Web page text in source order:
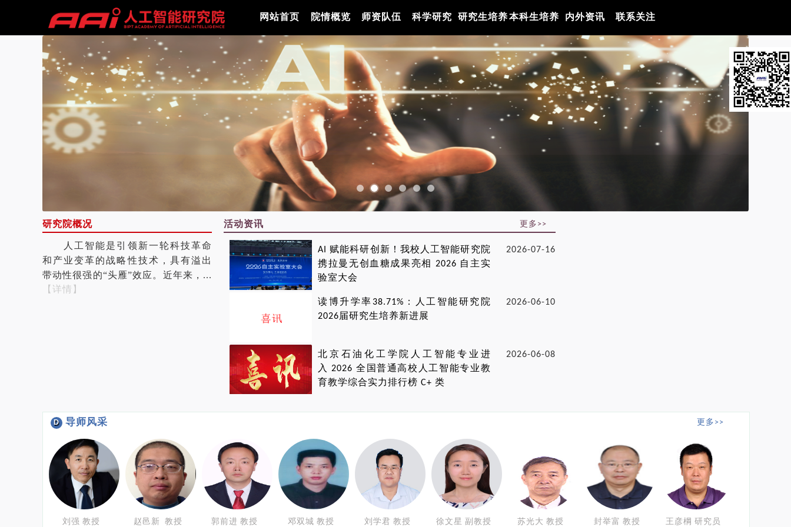
网站首页 院情概览 师资队伍 科学研究 研究生培养本科生培养 内外资讯 联系关注
研究院概况
人工智能是引领新一轮科技革命
和产业变革的战略性技术，具有溢出
带动性很强的“头雁”效应。 近年来， ...
【详情】
活动资讯 更多>>
AI 赋能科研创新！我校人工智能研究院
携拉曼无创血糖成果亮相 2026 自主实
验室大会
2026-07-16
读博升学率38.71%：人工智能研究院
2026届研究生培养新进展
2026-06-10
北京石油化工学院人工智能专业进
入 2026 全国普通高校人工智能专业教
育教学综合实力排行榜 C+ 类
2026-06-08
D 导师风采 更多>>
刘强 教授 赵邑新 教授 郭前进 教授 邓双城 教授 刘学君 教授 徐文星 副教授 苏光大 教授 封举富 教授 王彦棡 研究员